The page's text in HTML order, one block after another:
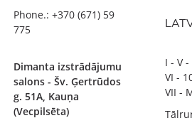
Phone.: +370 (671) 59
775
Dimanta izstrādājumu
salons - Šv. Ģertrūdos
g. 51A, Kauņa
(Vecpilsēta)
I - V
VI -
VII -